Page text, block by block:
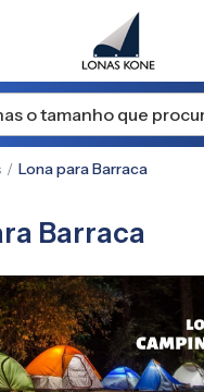
Lona para Barraca
Barraca